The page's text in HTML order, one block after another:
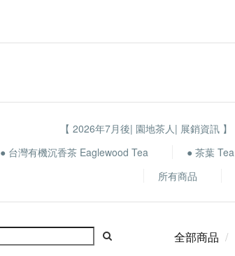
【 2026年7月後| 園地茶人| 展銷資訊 】
● 台灣有機沉香茶 Eaglewood Tea
● 茶葉 Tea
所有商品
全部商品